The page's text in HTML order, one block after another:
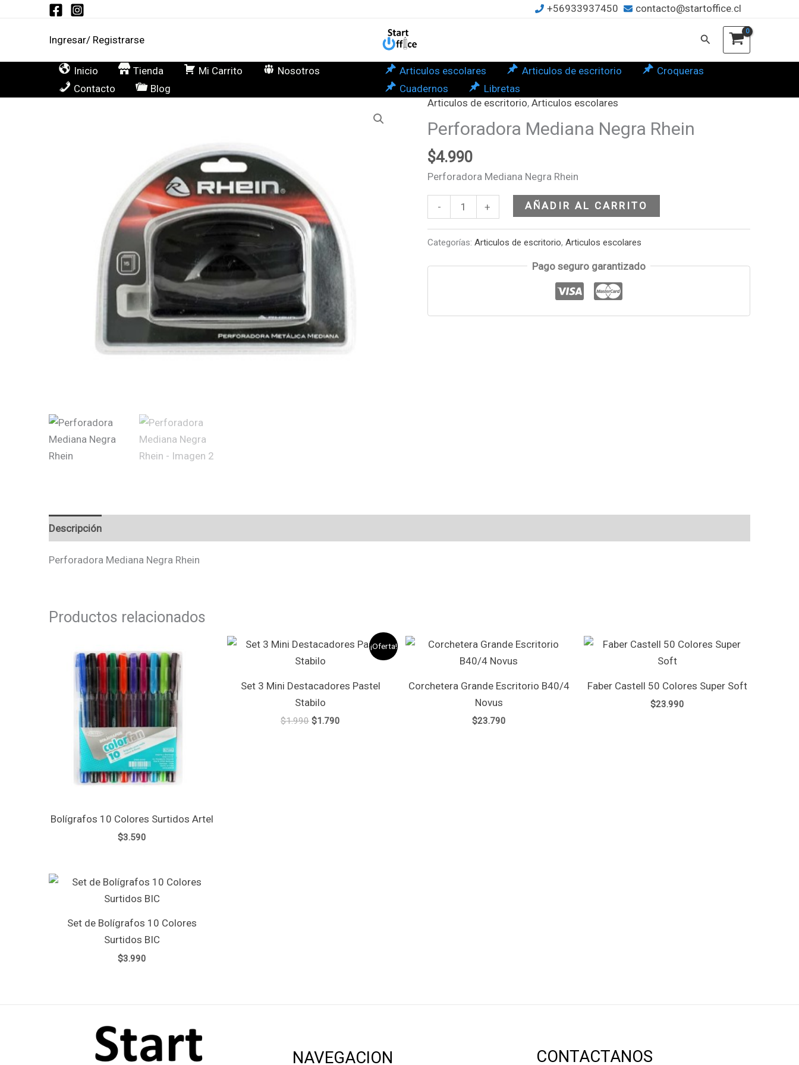
+56933937450 contacto@startoffice.cl
Ingresar/ Registrarse Buscar
Inicio Tienda Mi Carrito
Nosotros
Contacto
Blog
Articulos escolares Articulos de escritorio
Croqueras
Cuadernos
Libretas
Articulos de escritorio,Articulos escolares
Perforadora Mediana Negra Rhein
$4.990
Perforadora Mediana Negra Rhein
-
Perforadora
Mediana
Negra
Rhein
cantidad
+ AÑADIR AL CARRITO
Categorías:Articulos de escritorio,Articulos escolares
Pago seguro garantizado
Descripción
Perforadora Mediana Negra Rhein
Productos relacionados
Bolígrafos 10 Colores Surtidos Artel
$3.590
¡Oferta!
Set 3 Mini Destacadores Pastel
Stabilo
$1.990
El
original
$1.990.
$1.790
El
$1.790.
Corchetera Grande Escritorio B40/4
Novus
$23.790
Faber Castell 50 Colores Super Soft
$23.990
Set de Bolígrafos 10 Colores
Surtidos BIC
$3.990
NAVEGACION CONTACTANOS
Rhein